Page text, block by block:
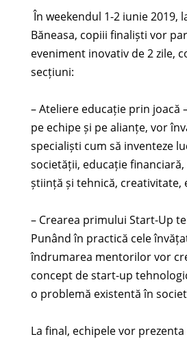
În weekendul 1-2 iunie 2019,
Băneasa, copiii finaliști vor
eveniment inovativ de 2 zile,
secțiuni:
– Ateliere educație prin joacă
pe echipe și pe alianțe, vor
specialiști cum să inventeze
societății, educație
știință și tehnică, creativitate,
– Crearea primului Start-Up
Punând în practică cele
îndrumarea mentorilor vor
concept de start-up
o problemă existentă în
La final, echipele vor